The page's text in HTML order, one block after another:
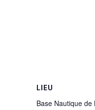
LIEU
Base Nautique de